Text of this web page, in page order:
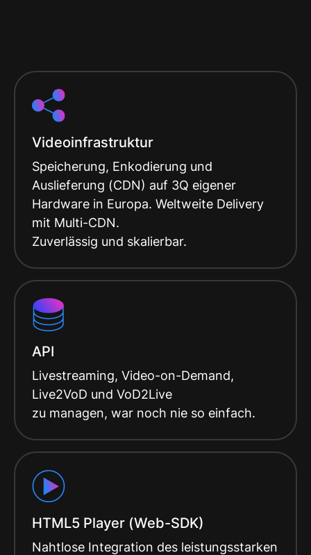
Videoinfrastruktur
Speicherung, Enkodierung und
Auslieferung (CDN) auf 3Q eigener
Hardware in Europa. Weltweite Delivery
mit Multi-CDN.
Zuverlässig und skalierbar.
API
Livestreaming, Video-on-Demand,
Live2VoD und VoD2Live
zu managen, war noch nie so einfach.
HTML5 Player (Web-SDK)
Nahtlose Integration des leistungsstarken